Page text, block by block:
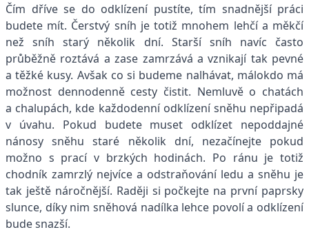
Čím dříve se do odklízení pustíte, tím snadnější práci
budete mít. Čerstvý sníh je totiž mnohem lehčí a měkčí
než sníh starý několik dní. Starší sníh navíc často
průběžně roztává a zase zamrzává a vznikají tak pevné
a těžké kusy. Avšak co si budeme nalhávat, málokdo má
možnost dennodenně cesty čistit. Nemluvě o chatách
a chalupách, kde každodenní odklízení sněhu nepřipadá
v úvahu. Pokud budete muset odklízet nepoddajné
nánosy sněhu staré několik dní, nezačínejte pokud
možno s prací v brzkých hodinách. Po ránu je totiž
chodník zamrzlý nejvíce a odstraňování ledu a sněhu je
tak ještě náročnější. Raději si počkejte na první paprsky
slunce, díky nim sněhová nadílka lehce povolí a odklízení
bude snazší.